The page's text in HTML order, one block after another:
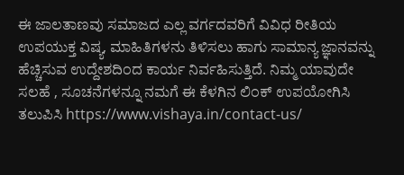
ಈ ಜಾಲತಾಣವು ಸಮಾಜದ ಎಲ್ಲ ವರ್ಗದವರಿಗೆ ವಿವಿಧ ರೀತಿಯ
ಉಪಯುಕ್ತ ವಿಷ್ಯ, ಮಾಹಿತಿಗಳನು ತಿಳಿಸಲು ಹಾಗು ಸಾಮಾನ್ಯ ಜ್ಞಾನವನ್ನು
ಹೆಚ್ಚಿಸುವ ಉದ್ದೇಶದಿಂದ ಕಾರ್ಯ ನಿರ್ವಹಿಸುತ್ತಿದೆ. ನಿಮ್ಮ ಯಾವುದೇ
ಸಲಹೆ , ಸೂಚನೆಗಳನ್ನೂ ನಮಗೆ ಈ ಕೆಳಗಿನ ಲಿಂಕ್ ಉಪಯೋಗಿಸಿ
ತಲುಪಿಸಿ https://www.vishaya.in/contact-us/